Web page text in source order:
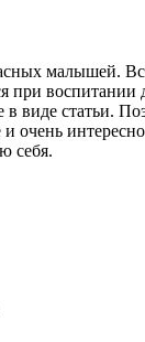
малышей.
при воспитании
в виде статьи.
очень
себя.